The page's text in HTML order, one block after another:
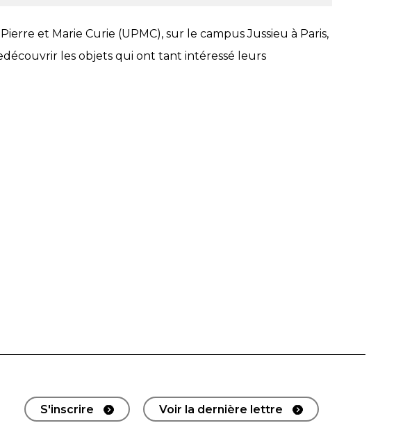
et Marie Curie (UPMC), sur le campus Jussieu à Paris,
les objets qui ont tant intéressé leurs
S'inscrire Voir la dernière lettre